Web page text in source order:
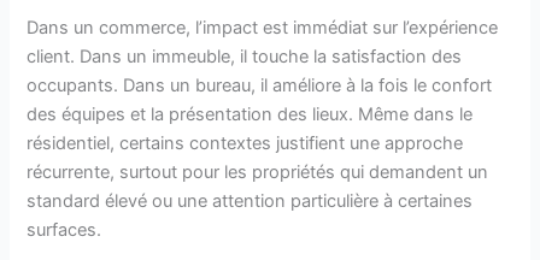
Dans un commerce, l’impact est immédiat sur l’expérience
client. Dans un immeuble, il touche la satisfaction des
occupants. Dans un bureau, il améliore à la fois le confort
des équipes et la présentation des lieux. Même dans le
résidentiel, certains contextes justifient une approche
récurrente, surtout pour les propriétés qui demandent un
standard élevé ou une attention particulière à certaines
surfaces.